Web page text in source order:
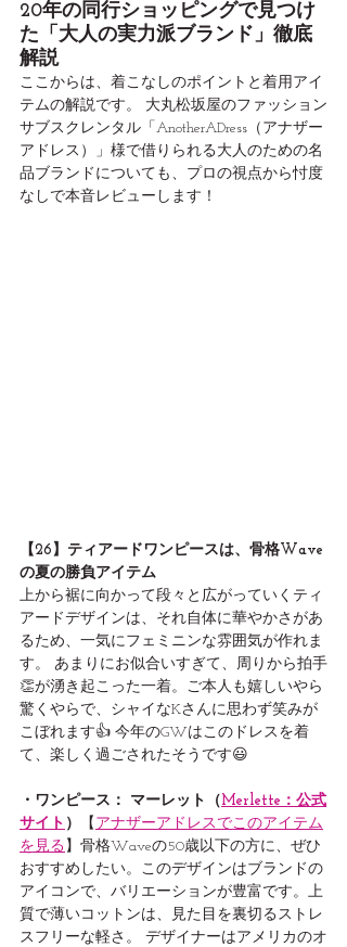
20年の同行ショッピングで見つけ
た「大人の実力派ブランド」徹底
解説
ここからは、着こなしのポイントと着用アイ
テムの解説です。 大丸松坂屋のファッション
サブスクレンタル「AnotherADress（アナザー
アドレス）」様で借りられる大人のための名
品ブランドについても、プロの視点から忖度
なしで本音レビューします！
【26】ティアードワンピースは、骨格Wave
の夏の勝負アイテム
上から裾に向かって段々と広がっていくティ
アードデザインは、それ自体に華やかさがあ
るため、一気にフェミニンな雰囲気が作れま
す。 あまりにお似合いすぎて、周りから拍手
👏が湧き起こった一着。ご本人も嬉しいやら
驚くやらで、シャイなKさんに思わず笑みが
こぼれます👍 今年のGWはこのドレスを着
て、楽しく過ごされたそうです😃
・ワンピース： マーレット（ Merlette：公式
サイト ） 【 アナザーアドレスでこのアイテム
を見る 】骨格Waveの50歳以下の方に、ぜひ
おすすめしたい。このデザインはブランドの
アイコンで、バリエーションが豊富です。上
質で薄いコットンは、見た目を裏切るストレ
スフリーな軽さ。 デザイナーはアメリカのオ